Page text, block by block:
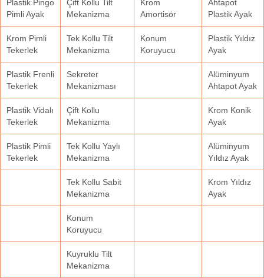
Plastik Pingo
Pimli Ayak
Çift Kollu Tilt
Mekanizma
Krom
Amortisör
Ahtapot
Plastik Ayak
Krom Pimli
Tekerlek
Tek Kollu Tilt
Mekanizma
Konum
Koruyucu
Plastik Yıldız
Ayak
Plastik Frenli
Tekerlek
Sekreter
Mekanizması
Alüminyum
Ahtapot Ayak
Plastik Vidalı
Tekerlek
Çift Kollu
Mekanizma
Krom Konik
Ayak
Plastik Pimli
Tekerlek
Tek Kollu Yaylı
Mekanizma
Alüminyum
Yıldız Ayak
Tek Kollu Sabit
Mekanizma
Krom Yıldız
Ayak
Konum
Koruyucu
Kuyruklu Tilt
Mekanizma